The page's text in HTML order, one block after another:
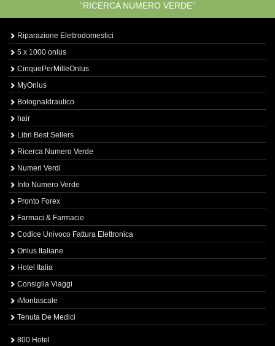
“RICERCA NUMERO VERDE”
Riparazione Elettrodomestici
5 x 1000 onlus
CinquePerMilleOnlus
MyOnlus
BolognaIdraulico
hair
Libri Best Sellers
Ricerca Numero Verde
Numeri Verdi
Info Numero Verde
Pronto Forex
Farmaci & Farmacie
Codice Univoco Fattura Elettronica
Onlus Italiane
Hotel Italia
Consiglia Viaggi
iMontascale
Tenuta De Medici
800 Hotel